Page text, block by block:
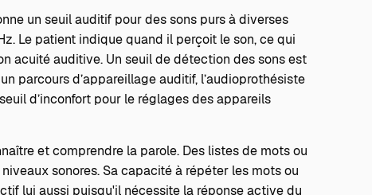
un seuil auditif pour des sons purs à diverses
Le patient indique quand il perçoit le son, ce qui
acuité auditive. Un seuil de détection des sons est
parcours d’appareillage auditif, l’audioprothésiste
d’inconfort pour le réglages des appareils
et comprendre la parole. Des listes de mots ou
sonores. Sa capacité à répéter les mots ou
lui aussi puisqu'il nécessite la réponse active du